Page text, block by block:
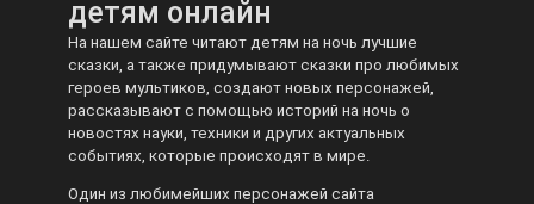
детям онлайн
На нашем сайте читают детям на ночь лучшие
сказки, а также придумывают сказки про любимых
героев мультиков, создают новых персонажей,
рассказывают с помощью историй на ночь о
новостях науки, техники и других актуальных
событиях, которые происходят в мире.
Один из любимейших персонажей сайта